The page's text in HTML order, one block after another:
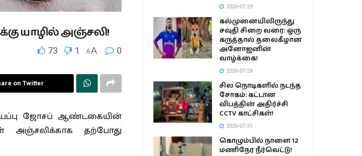
யாழில் அஞ்சலி!
73 1 AA 0
on Twitter
ஜோசப் ஆண்டகையின்
அஞ்சலிக்காக தற்போது
2026-07-29
கல்முனையிலிருந்து
சவுதி சிறை வரை: ஒரு
கருத்தால் தலைகீழான
அனோஜனின்
வாழ்க்கை!
2026-07-28
சில நொடிகளில் நடந்த
சோகம்: கட்டான
விபத்தின் அதிர்ச்சி
CCTV காட்சிகள்!
2026-07-31
கொழும்பில் நாளை 12
மணிநேர நீர்வெட்டு!